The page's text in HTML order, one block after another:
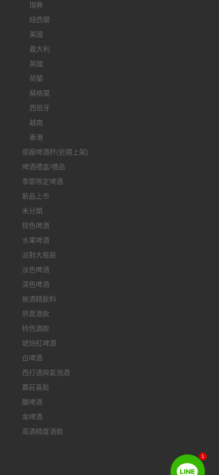
瑞典
紐西蘭
美國
義大利
英國
荷蘭
蘇格蘭
西班牙
越南
香港
原廠啤酒杯(近期上架)
啤酒禮盒/禮品
季節限定啤酒
新品上市
未分類
棕色啤酒
水果啤酒
派對大瓶裝
淡色啤酒
深色啤酒
無酒精飲料
熱賣酒款
特色酒款
琥珀紅啤酒
白啤酒
西打酒與氣泡酒
農莊喜鬆
酸啤酒
金啤酒
高酒精度酒款
1